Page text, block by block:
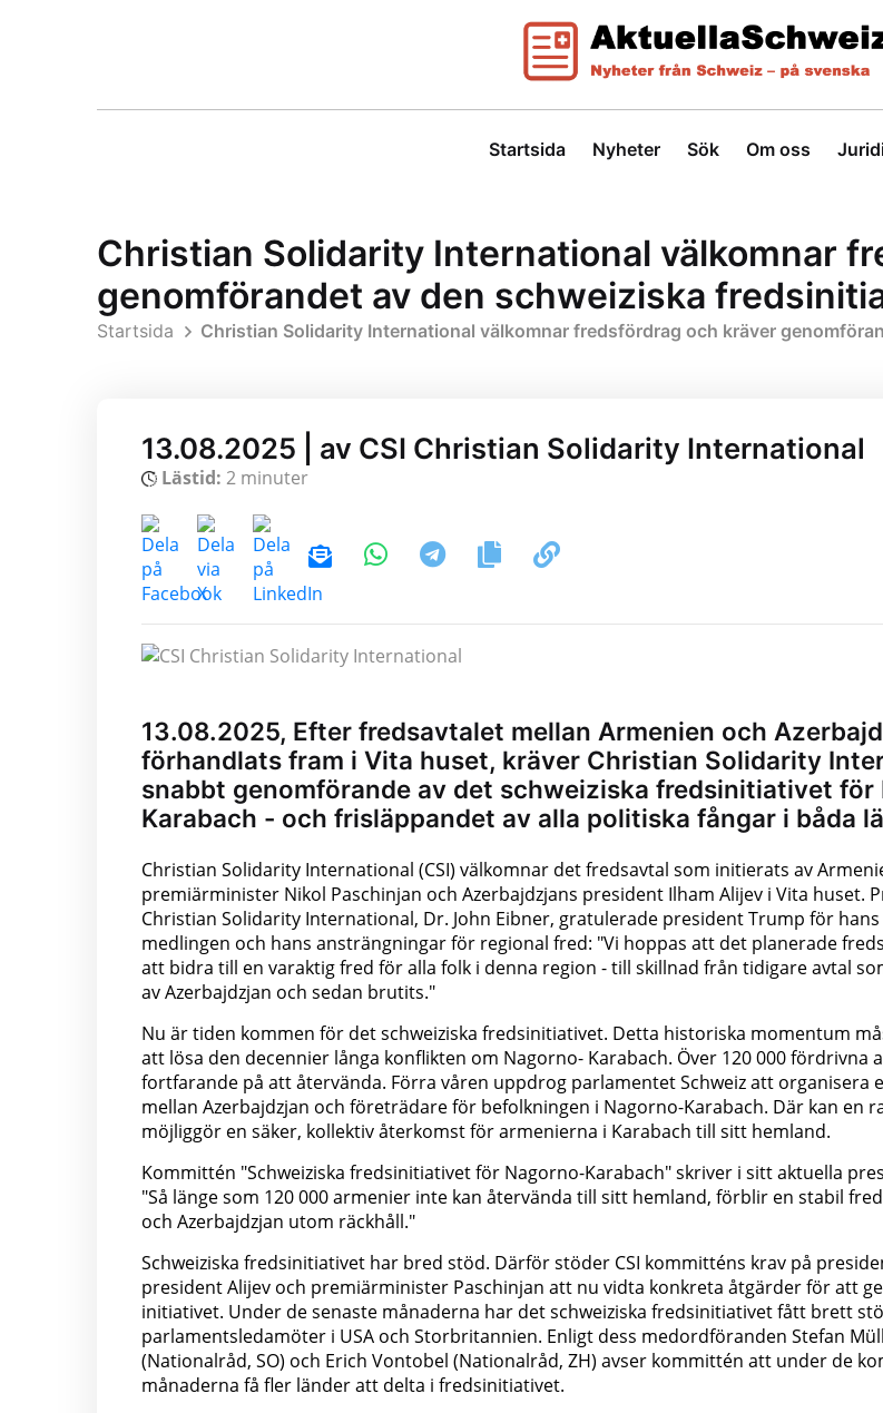
Startsida Nyheter Sök Om oss
Christian Solidarity International välkomnar
genomförandet av den schweiziska
Startsida Christian Solidarity International välkomnar fredsfördrag och kräver
13.08.2025 | av CSI Christian Solidarity International
Lästid: 2 minuter
13.08.2025, Efter fredsavtalet mellan Armenien och
förhandlats fram i Vita huset, kräver Christian Solidarity
snabbt genomförande av det schweiziska fredsinitiativet för
Karabach - och frisläppandet av alla politiska fångar i båda
Christian Solidarity International (CSI) välkomnar det fredsavtal som initierats av
premiärminister Nikol Paschinjan och Azerbajdzjans president Ilham Alijev i Vita huset.
Christian Solidarity International, Dr. John Eibner, gratulerade president Trump för
medlingen och hans ansträngningar för regional fred: "Vi hoppas att det planerade
att bidra till en varaktig fred för alla folk i denna region - till skillnad från tidigare avtal
av Azerbajdzjan och sedan brutits."
Nu är tiden kommen för det schweiziska fredsinitiativet. Detta historiska momentum
att lösa den decennier långa konflikten om Nagorno- Karabach. Över 120 000 fördrivna
fortfarande på att återvända. Förra våren uppdrog parlamentet Schweiz att organisera
mellan Azerbajdzjan och företrädare för befolkningen i Nagorno-Karabach. Där kan en
möjliggör en säker, kollektiv återkomst för armenierna i Karabach till sitt hemland.
Kommittén "Schweiziska fredsinitiativet för Nagorno-Karabach" skriver i sitt aktuella
"Så länge som 120 000 armenier inte kan återvända till sitt hemland, förblir en stabil
och Azerbajdzjan utom räckhåll."
Schweiziska fredsinitiativet har bred stöd. Därför stöder CSI kommitténs krav på
president Alijev och premiärminister Paschinjan att nu vidta konkreta åtgärder för att
initiativet. Under de senaste månaderna har det schweiziska fredsinitiativet fått brett
parlamentsledamöter i USA och Storbritannien. Enligt dess medordföranden Stefan
(Nationalråd, SO) och Erich Vontobel (Nationalråd, ZH) avser kommittén att under de
månaderna få fler länder att delta i fredsinitiativet.